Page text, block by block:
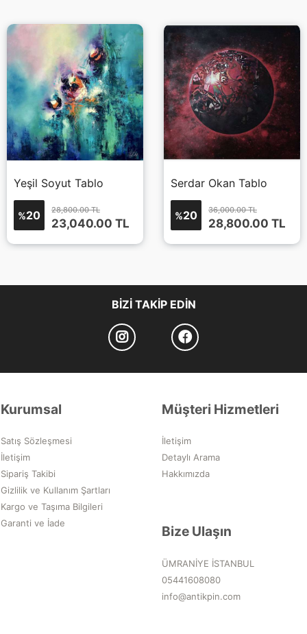
Yeşil Soyut Tablo
%20 28,800.00 TL
23,040.00 TL
Serdar Okan Tablo
%20 36,000.00 TL
28,800.00 TL
BIZI TAKIP EDIN
Kurumsal
Satış Sözleşmesi
İletişim
Sipariş Takibi
Gizlilik ve Kullanım Şartları
Kargo ve Taşıma Bilgileri
Garanti ve İade
Müşteri Hizmetleri
İletişim
Detaylı Arama
Hakkımızda
Bize Ulaşın
ÜMRANİYE İSTANBUL
05441608080
info@antikpin.com